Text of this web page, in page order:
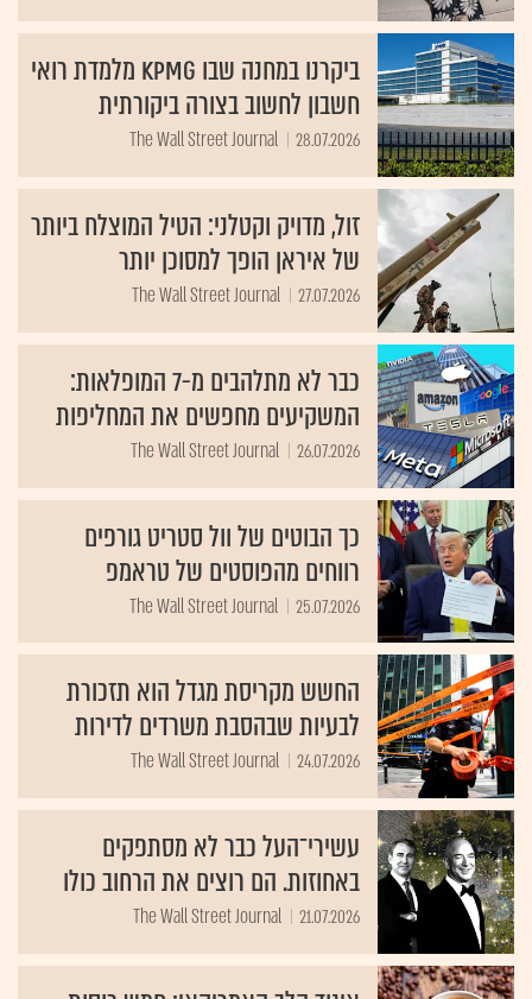
ביקרנו במחנה שבו KPMG מלמדת רואי
חשבון לחשוב בצורה ביקורתית
28.07.2026
The Wall Street Journal
זול, מדויק וקטלני: הטיל המוצלח ביותר
של איראן הופך למסוכן יותר
27.07.2026
The Wall Street Journal
כבר לא מתלהבים מ-7 המופלאות:
המשקיעים מחפשים את המחליפות
26.07.2026
The Wall Street Journal
כך הבוטים של וול סטריט גורפים
רווחים מהפוסטים של טראמפ
25.07.2026
The Wall Street Journal
החשש מקריסת מגדל הוא תזכורת
לבעיות שבהסבת משרדים לדירות
24.07.2026
The Wall Street Journal
עשירי־העל כבר לא מסתפקים
באחוזות. הם רוצים את הרחוב כולו
21.07.2026
The Wall Street Journal